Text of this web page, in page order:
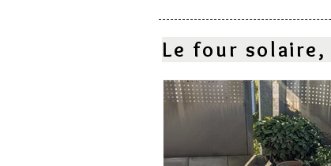
Le four solaire,